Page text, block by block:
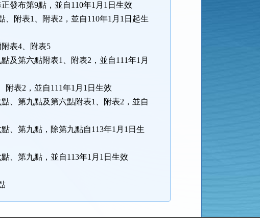
發布第9點，並自110年1月1日生效
、附表1、附表2，並自110年1月1日起生
表4、附表5
及第六點附表1、附表2，並自111年1月
附表2，並自111年1月1日生效
、第九點及第六點附表1、附表2，並自
、第九點，除第九點自113年1月1日生
、第九點，並自113年1月1日生效